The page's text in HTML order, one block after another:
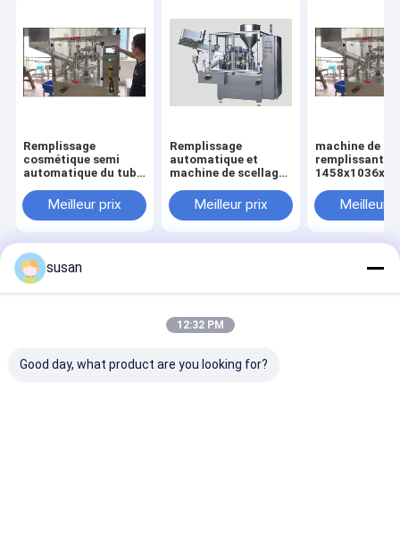
Remplissage
cosmétique semi
automatique du tube
de scellage
Meilleur prix
Remplissage
automatique et
machine de scellage
Meilleur prix
machine de
remplissante
automatique
Meilleur
Aperçu
la vie privée
Electronics Co., Ltd.. All Rights Reserved.
susan
12:32 PM
Good day, what product are you looking for?